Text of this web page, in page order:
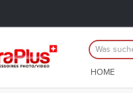
HOME